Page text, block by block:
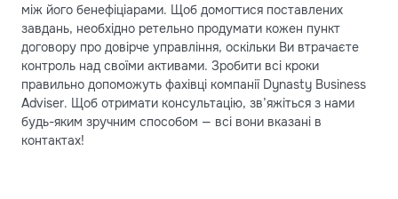
між його бенефіціарами. Щоб домогтися поставлених
завдань, необхідно ретельно продумати кожен пункт
договору про довірче управління, оскільки Ви втрачаєте
контроль над своїми активами. Зробити всі кроки
правильно допоможуть фахівці компанії Dynasty Business
Adviser. Щоб отримати консультацію, зв’яжіться з нами
будь-яким зручним способом — всі вони вказані в
контактах!